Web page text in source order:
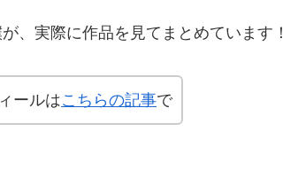
、実際に作品を見てまとめています！
ールはこちらの記事で